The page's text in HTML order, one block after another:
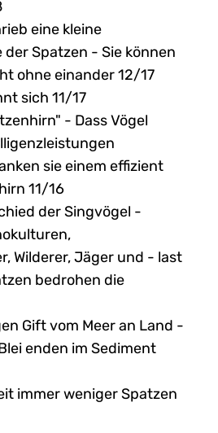
eine kleine
Spatzen - Sie können
ohne einander 12/17
sich 11/17
- Dass Vögel
sie einem effizient
11/16
der Singvögel -
Wilderer, Jäger und - last
bedrohen die
Gift vom Meer an Land -
enden im Sediment
immer weniger Spatzen